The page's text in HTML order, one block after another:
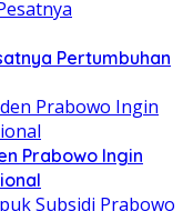
Pertumbuhan
Prabowo Ingin